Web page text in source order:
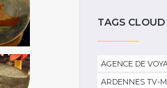
TAGS CLOUD
AGENCE DE
ARDENNES TV-